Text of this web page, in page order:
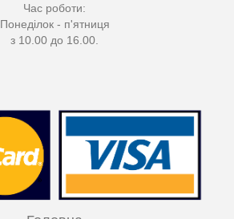
Час роботи:
Понеділок - п'ятниця
з 10.00 до 16.00.